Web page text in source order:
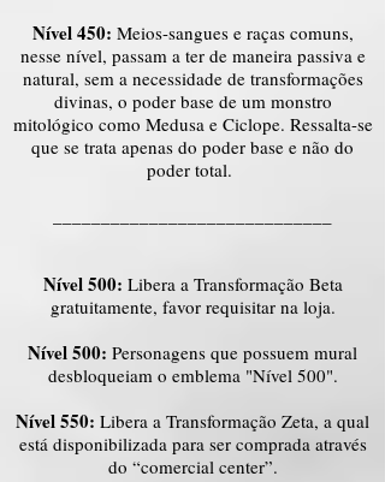
Nível 450: Meios-sangues e raças comuns,
nesse nível, passam a ter de maneira passiva e
natural, sem a necessidade de transformações
divinas, o poder base de um monstro
mitológico como Medusa e Ciclope. Ressalta-se
que se trata apenas do poder base e não do
poder total.
Nível 500: Libera a Transformação Beta
gratuitamente, favor requisitar na loja.
Nível 500: Personagens que possuem mural
desbloqueiam o emblema "Nível 500".
Nível 550: Libera a Transformação Zeta, a qual
está disponibilizada para ser comprada através
do “comercial center”.